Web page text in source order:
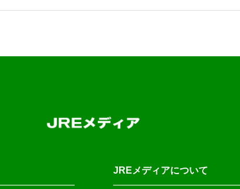
JREメディアについて